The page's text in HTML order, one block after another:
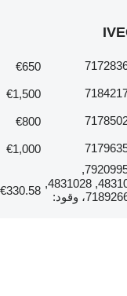
€650
€1,500
€800
€1,000
رقم مرجعي: 7920995,
7189272, 4831027, 4831028,
504071122, 7189266، وقود:
€330.58